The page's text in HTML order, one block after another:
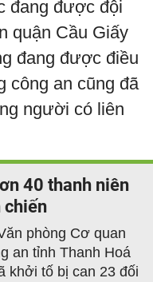
đang được đội
quận Cầu Giấy
đang được điều
công an cũng đã
người có liên
40 thanh niên
chiến
phòng Cơ quan
an tỉnh Thanh Hoá
khởi tố bị can 23 đối